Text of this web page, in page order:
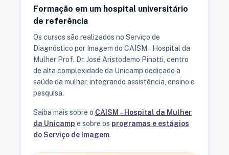
Formação em um hospital universitário
de referência
Os cursos são realizados no Serviço de
Diagnóstico por Imagem do CAISM – Hospital da
Mulher Prof. Dr. José Aristodemo Pinotti, centro
de alta complexidade da Unicamp dedicado à
saúde da mulher, integrando assistência, ensino e
pesquisa.
Saiba mais sobre o CAISM – Hospital da Mulher
da Unicamp e sobre os programas e estágios
do Serviço de Imagem.